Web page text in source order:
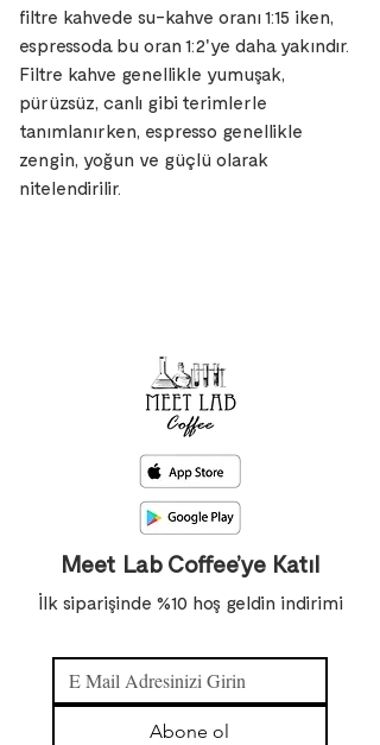
filtre kahvede su-kahve oranı 1:15 iken,
espressoda bu oran 1:2'ye daha yakındır.
Filtre kahve genellikle yumuşak,
pürüzsüz, canlı gibi terimlerle
tanımlanırken, espresso genellikle
zengin, yoğun ve güçlü olarak
nitelendirilir.
Meet Lab Coffee’ye Katıl
İlk siparişinde %10 hoş geldin indirimi
Abone ol